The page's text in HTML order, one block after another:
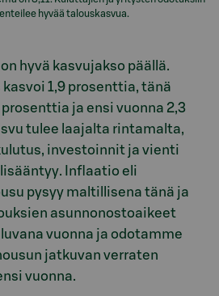
hyvää talouskasvua.
hyvä kasvujakso päällä.
1,9 prosenttia, tänä
ja ensi vuonna 2,3
tulee laajalta rintamalta,
investoinnit ja vienti
Inflaatio eli
pysyy maltillisena tänä ja
asunnonostoaikeet
vuonna ja odotamme
jatkuvan verraten
vuonna.